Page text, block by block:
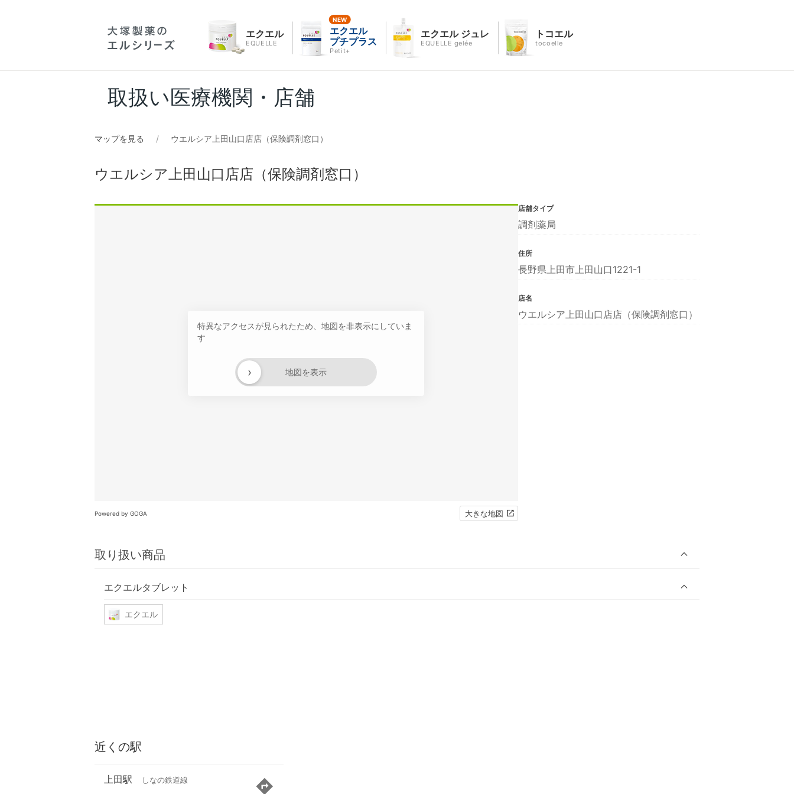
エクエル
EQUELLE
エクエル
プチプラス
Petit+
エクエル ジュレ
EQUELLE gelée
トコエル
tocoelle
取扱い医療機関・店舗
マップを見る ウエルシア上田山口店店（保険調剤窓口）
ウエルシア上田山口店店（保険調剤窓口）
特異なアクセスが見られたため、地図を非表示にしていま
す
地図を表示
›
Powered by GOGA 大きな地図
取り扱い商品
エクエルタブレット
エクエル
店舗タイプ
調剤薬局
住所
長野県上田市上田山口1221-1
店名
ウエルシア上田山口店店（保険調剤窓口）
近くの駅
上田駅 しなの鉄道線